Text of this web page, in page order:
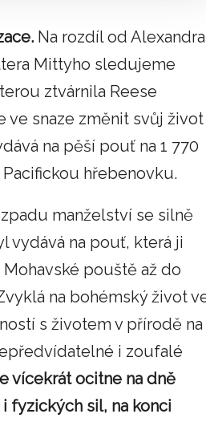
Na rozdíl od Alexandra
Mittyho sledujeme
ztvárnila Reese
ve snaze změnit svůj život
na pěší pouť na 1 770
hřebenovku.
manželství se silně
vydává na pouť, která ji
pouště až do
na bohémský život
s životem v přírodě na
i zoufalé
vícekrát ocitne na dně
fyzických sil, na konci